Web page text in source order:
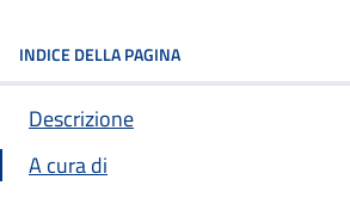
INDICE DELLA PAGINA
Descrizione
A cura di